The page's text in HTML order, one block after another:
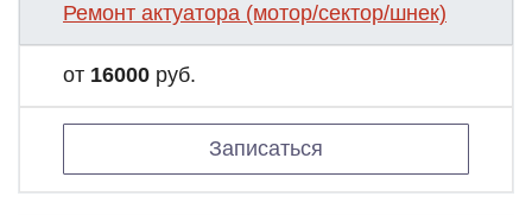
Ремонт актуатора (мотор/сектор/шнек)
от 16000 руб.
Записаться